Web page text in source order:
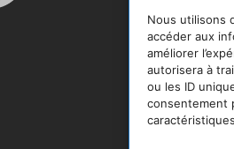
Nous utilisons
accéder aux
améliorer
autorisera à
ou les ID
consentement